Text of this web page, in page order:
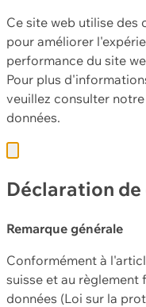
Ce site web utilise des
pour améliorer
performance du site
Pour plus
veuillez consulter notre
données.
Déclaration
Remarque générale
Conformément à
suisse et au
données (Loi sur la